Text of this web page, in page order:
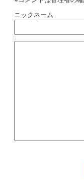
ニックネーム